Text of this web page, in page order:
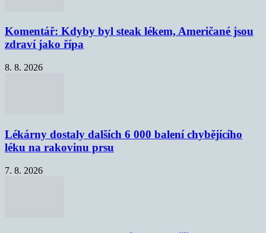
Komentář: Kdyby byl steak lékem, Američané jsou
zdraví jako řípa
8. 8. 2026
Lékárny dostaly dalších 6 000 balení chybějícího
léku na rakovinu prsu
7. 8. 2026